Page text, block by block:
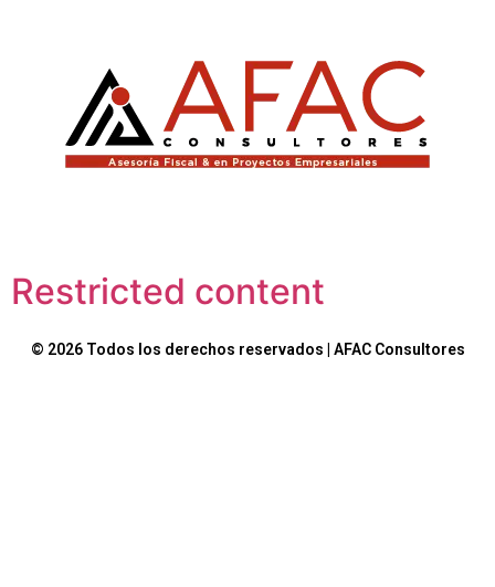
Restricted content
© 2026 Todos los derechos reservados | AFAC Consultores